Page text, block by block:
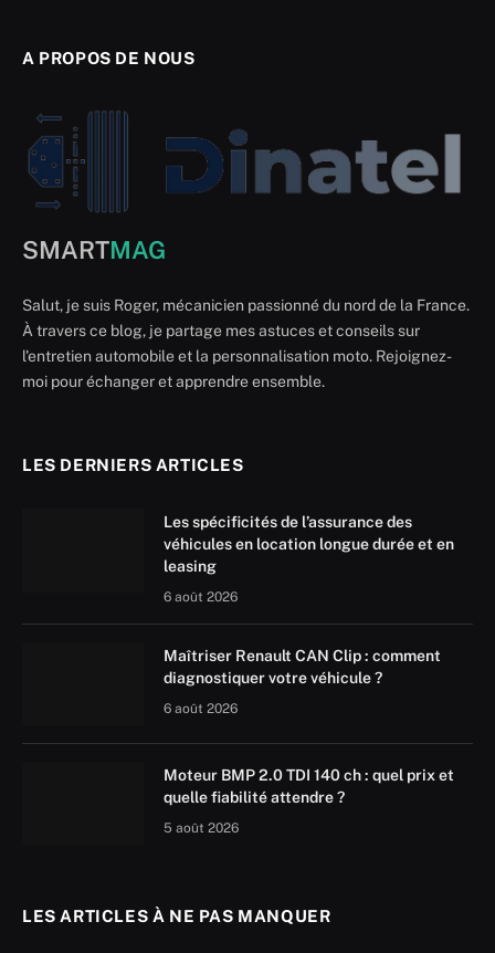
A PROPOS DE NOUS
SMARTMAG
Salut, je suis Roger, mécanicien passionné du nord de la France.
À travers ce blog, je partage mes astuces et conseils sur
l'entretien automobile et la personnalisation moto. Rejoignez-
moi pour échanger et apprendre ensemble.
LES DERNIERS ARTICLES
Les spécificités de l’assurance des
véhicules en location longue durée et en
leasing
6 août 2026
Maîtriser Renault CAN Clip : comment
diagnostiquer votre véhicule ?
6 août 2026
Moteur BMP 2.0 TDI 140 ch : quel prix et
quelle fiabilité attendre ?
5 août 2026
LES ARTICLES À NE PAS MANQUER